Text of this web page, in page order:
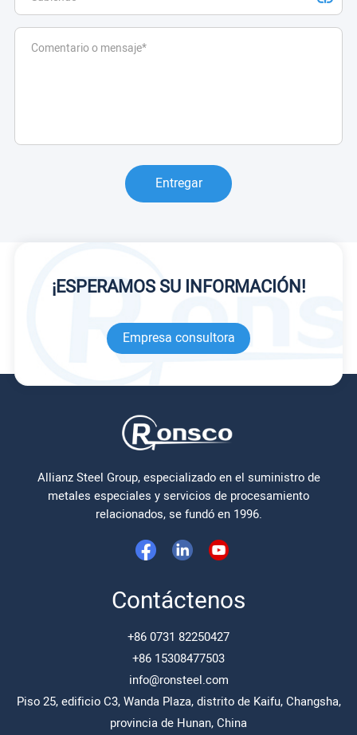
Entregar
¡ESPERAMOS SU INFORMACIÓN!
Empresa consultora
Allianz Steel Group, especializado en el suministro de
metales especiales y servicios de procesamiento
relacionados, se fundó en 1996.
Contáctenos
+86 0731 82250427
+86 15308477503
info@ronsteel.com
Piso 25, edificio C3, Wanda Plaza, distrito de Kaifu, Changsha,
provincia de Hunan, China